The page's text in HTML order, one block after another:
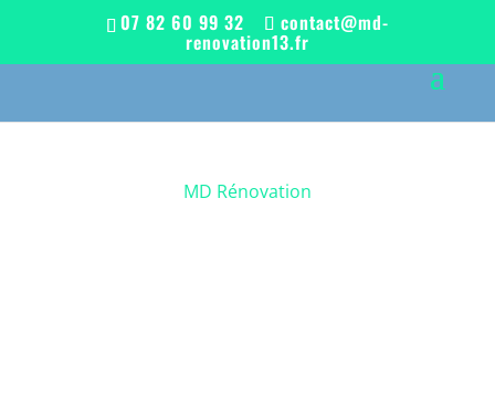
07 82 60 99 32 contact@md-
renovation13.fr
MD Rénovation